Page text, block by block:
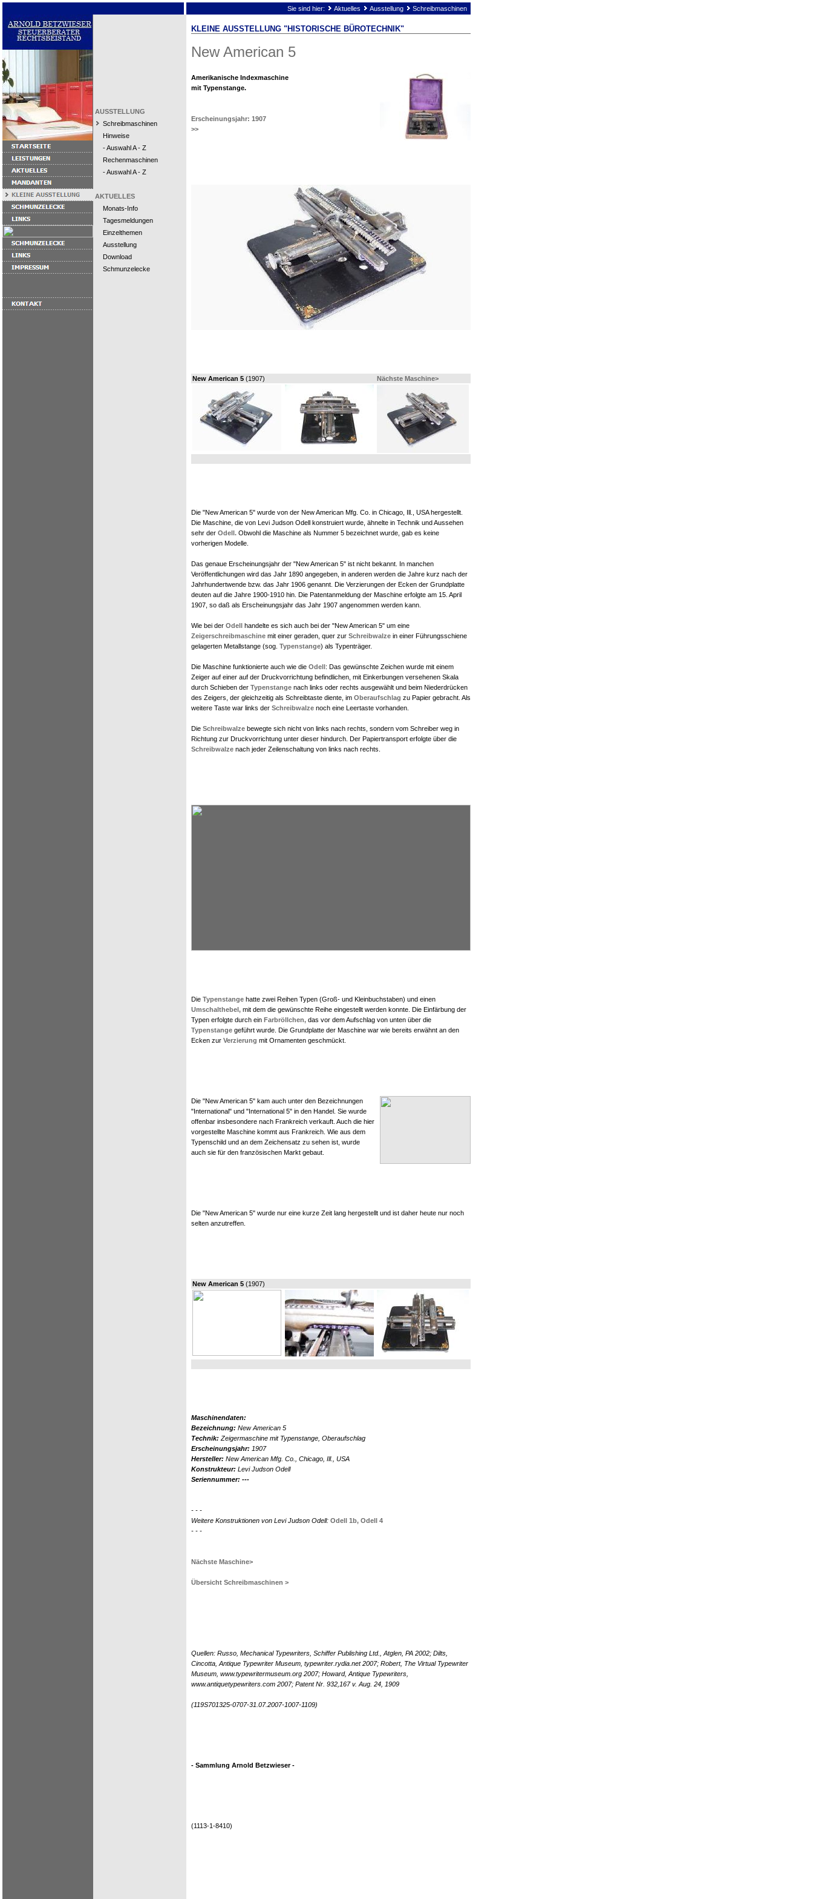
Sie sind hier: Aktuelles Ausstellung Schreibmaschinen
AUSSTELLUNG
Schreibmaschinen
Hinweise
- Auswahl A - Z
Rechenmaschinen
- Auswahl A - Z
AKTUELLES
Monats-Info
Tagesmeldungen
Einzelthemen
Ausstellung
Download
Schmunzelecke
KLEINE AUSSTELLUNG "HISTORISCHE BÜROTECHNIK"
New American 5
Amerikanische Indexmaschine
mit Typenstange.
Erscheinungsjahr: 1907
>>
New American 5 (1907) Nächste Maschine>
Die "New American 5" wurde von der New American Mfg. Co. in Chicago, Ill., USA hergestellt.
Die Maschine, die von Levi Judson Odell konstruiert wurde, ähnelte in Technik und Aussehen
sehr der Odell. Obwohl die Maschine als Nummer 5 bezeichnet wurde, gab es keine
vorherigen Modelle.
Das genaue Erscheinungsjahr der "New American 5" ist nicht bekannt. In manchen
Veröffentlichungen wird das Jahr 1890 angegeben, in anderen werden die Jahre kurz nach der
Jahrhundertwende bzw. das Jahr 1906 genannt. Die Verzierungen der Ecken der Grundplatte
deuten auf die Jahre 1900-1910 hin. Die Patentanmeldung der Maschine erfolgte am 15. April
1907, so daß als Erscheinungsjahr das Jahr 1907 angenommen werden kann.
Wie bei der Odell handelte es sich auch bei der "New American 5" um eine
Zeigerschreibmaschine mit einer geraden, quer zur Schreibwalze in einer Führungsschiene
gelagerten Metallstange (sog. Typenstange) als Typenträger.
Die Maschine funktionierte auch wie die Odell: Das gewünschte Zeichen wurde mit einem
Zeiger auf einer auf der Druckvorrichtung befindlichen, mit Einkerbungen versehenen Skala
durch Schieben der Typenstange nach links oder rechts ausgewählt und beim Niederdrücken
des Zeigers, der gleichzeitig als Schreibtaste diente, im Oberaufschlag zu Papier gebracht. Als
weitere Taste war links der Schreibwalze noch eine Leertaste vorhanden.
Die Schreibwalze bewegte sich nicht von links nach rechts, sondern vom Schreiber weg in
Richtung zur Druckvorrichtung unter dieser hindurch. Der Papiertransport erfolgte über die
Schreibwalze nach jeder Zeilenschaltung von links nach rechts.
Die Typenstange hatte zwei Reihen Typen (Groß- und Kleinbuchstaben) und einen
Umschalthebel, mit dem die gewünschte Reihe eingestellt werden konnte. Die Einfärbung der
Typen erfolgte durch ein Farbröllchen, das vor dem Aufschlag von unten über die
Typenstange geführt wurde. Die Grundplatte der Maschine war wie bereits erwähnt an den
Ecken zur Verzierung mit Ornamenten geschmückt.
Die "New American 5" kam auch unter den Bezeichnungen
"International" und "International 5" in den Handel. Sie wurde
offenbar insbesondere nach Frankreich verkauft. Auch die hier
vorgestellte Maschine kommt aus Frankreich. Wie aus dem
Typenschild und an dem Zeichensatz zu sehen ist, wurde
auch sie für den französischen Markt gebaut.
Die "New American 5" wurde nur eine kurze Zeit lang hergestellt und ist daher heute nur noch
selten anzutreffen.
New American 5 (1907)
Maschinendaten:
Bezeichnung: New American 5
Technik: Zeigermaschine mit Typenstange, Oberaufschlag
Erscheinungsjahr: 1907
Hersteller: New American Mfg. Co., Chicago, Ill., USA
Konstrukteur: Levi Judson Odell
Seriennummer: ---
- - -
Weitere Konstruktionen von Levi Judson Odell: Odell 1b, Odell 4
- - -
Nächste Maschine>
Übersicht Schreibmaschinen >
Quellen: Russo, Mechanical Typewriters, Schiffer Publishing Ltd., Atglen, PA 2002; Dilts,
Cincotta, Antique Typewriter Museum, typewriter.rydia.net 2007; Robert, The Virtual Typewriter
Museum, www.typewritermuseum.org 2007; Howard, Antique Typewriters,
www.antiquetypewriters.com 2007; Patent Nr. 932,167 v. Aug. 24, 1909
(119S701325-0707-31.07.2007-1007-1109)
- Sammlung Arnold Betzwieser -
(1113-1-8410)